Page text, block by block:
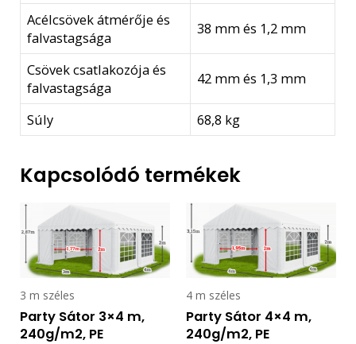
Acélcsövek átmérője és
falvastagsága
38 mm és 1,2 mm
Csövek csatlakozója és
falvastagsága
42 mm és 1,3 mm
Súly 68,8 kg
Kapcsolódó termékek
3 m széles
Party Sátor 3×4 m,
240g/m2, PE
4 m széles
Party Sátor 4×4 m,
240g/m2, PE